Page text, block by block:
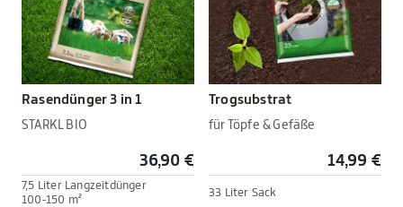
Rasendünger 3 in 1
STARKL BIO
36,90 €
7,5 Liter Langzeitdünger
100-150 m²
Trogsubstrat
für Töpfe & Gefäße
14,99 €
33 Liter Sack